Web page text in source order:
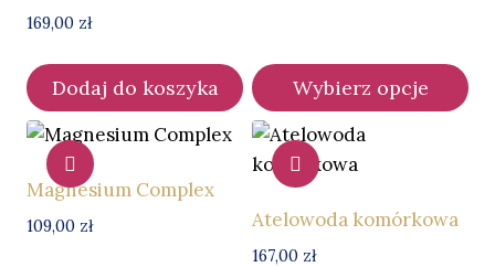
169,00 zł
Dodaj do koszyka Wybierz opcje
Ten
produkt
ma
wiele
wariantów.
Magnesium Complex
109,00 zł Atelowoda komórkowa
167,00 zł